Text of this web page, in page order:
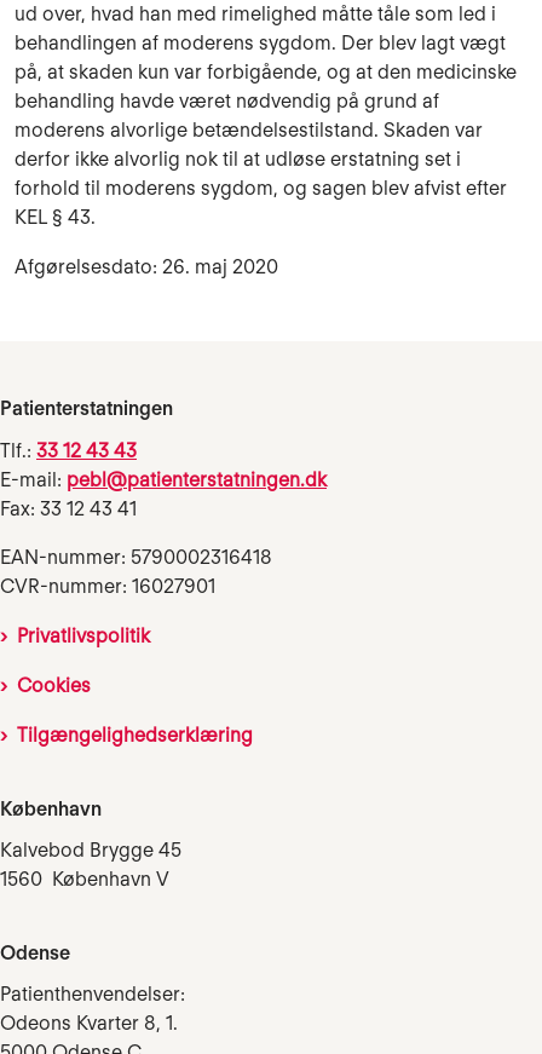
ud over, hvad han med rimelighed måtte tåle som led i
behandlingen af moderens sygdom. Der blev lagt vægt
på, at skaden kun var forbigående, og at den medicinske
behandling havde været nødvendig på grund af
moderens alvorlige betændelsestilstand. Skaden var
derfor ikke alvorlig nok til at udløse erstatning set i
forhold til moderens sygdom, og sagen blev afvist efter
KEL § 43.
Afgørelsesdato: 26. maj 2020
Patienterstatningen
Tlf.: 33 12 43 43
E-mail: pebl@patienterstatningen.dk
Fax: 33 12 43 41
EAN-nummer: 5790002316418
CVR-nummer: 16027901
Privatlivspolitik
Cookies
Tilgængelighedserklæring
København
Kalvebod Brygge 45
1560 København V
Odense
Patienthenvendelser:
Odeons Kvarter 8, 1.